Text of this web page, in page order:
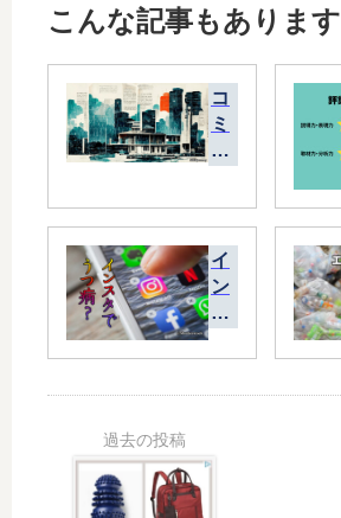
こんな記事もあります
コ
ミ
ュ
ー
シ
ョ
ツ
ー
歩
イ
ン
ス
で
う